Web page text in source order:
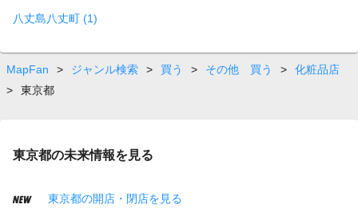
八丈島八丈町 (1)
MapFan > ジャンル検索 > 買う > その他 買う >
化粧品店
>
東京都
東京都の未来情報を見る
東京都の開店・閉店を見る